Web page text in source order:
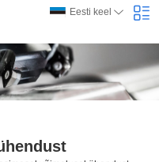
Eesti keel